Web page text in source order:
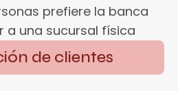
prefiere la banca
a una sucursal física
de clientes